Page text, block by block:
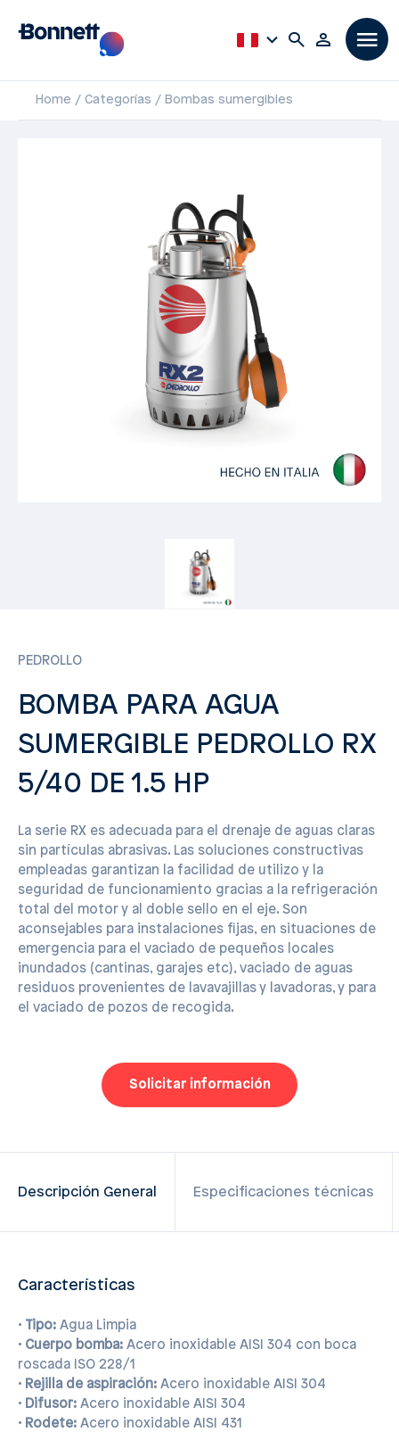
Home Categorías Bombas sumergibles
PEDROLLO
BOMBA PARA AGUA
SUMERGIBLE PEDROLLO RX
5/40 DE 1.5 HP
La serie RX es adecuada para el drenaje de aguas claras
sin partículas abrasivas. Las soluciones constructivas
empleadas garantizan la facilidad de utilizo y la
seguridad de funcionamiento gracias a la refrigeración
total del motor y al doble sello en el eje. Son
aconsejables para instalaciones fijas, en situaciones de
emergencia para el vaciado de pequeños locales
inundados (cantinas, garajes etc), vaciado de aguas
residuos provenientes de lavavajillas y lavadoras, y para
el vaciado de pozos de recogida.
Solicitar información
Descripción General Especificaciones técnicas
Características
• Tipo: Agua Limpia
• Cuerpo bomba: Acero inoxidable AISI 304 con boca
roscada ISO 228/1
• Rejilla de aspiración: Acero inoxidable AISI 304
• Difusor: Acero inoxidable AISI 304
• Rodete: Acero inoxidable AISI 431